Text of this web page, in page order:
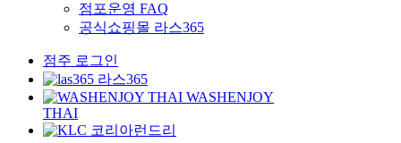
점포운영 FAQ
공식쇼핑몰 라스365
점주 로그인
라스365
WASHENJOY
THAI
코리아런드리